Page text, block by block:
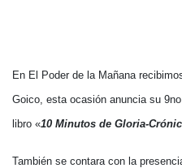
En El Poder de la Mañana
Goico, esta ocasión anuncia su
libro «10 Minutos de Gloria-
También se contara con la